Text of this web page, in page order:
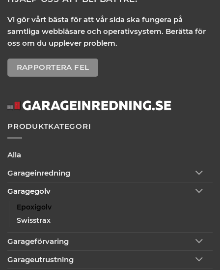
Vi gör vårt bästa för att vår sida ska fungera på
samtliga webbläsare och operativsystem. Berätta för
oss om du upplever problem.
RAPPORTERA FEL
PRODUKTKATEGORI
Alla
Garageinredning
Garagegolv
Epoxigolv
Swisstrax
Garageförvaring
Garageutrustning